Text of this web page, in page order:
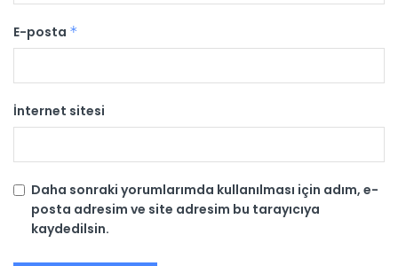
E-posta *
İnternet sitesi
Daha sonraki yorumlarımda kullanılması için adım, e-
posta adresim ve site adresim bu tarayıcıya
kaydedilsin.